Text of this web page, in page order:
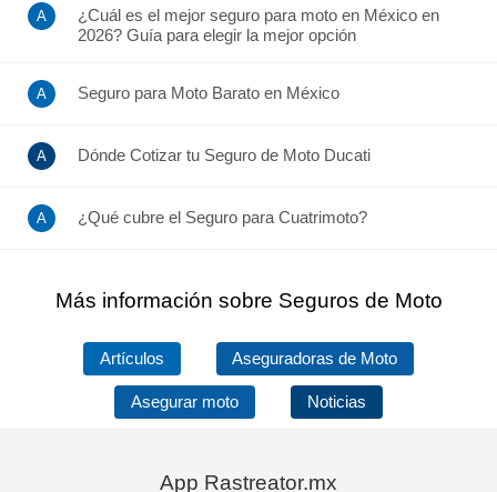
¿Cuál es el mejor seguro para moto en México en
2026? Guía para elegir la mejor opción
Seguro para Moto Barato en México
Dónde Cotizar tu Seguro de Moto Ducati
¿Qué cubre el Seguro para Cuatrimoto?
Más información sobre Seguros de Moto
Artículos Aseguradoras de Moto
Asegurar moto Noticias
App Rastreator.mx